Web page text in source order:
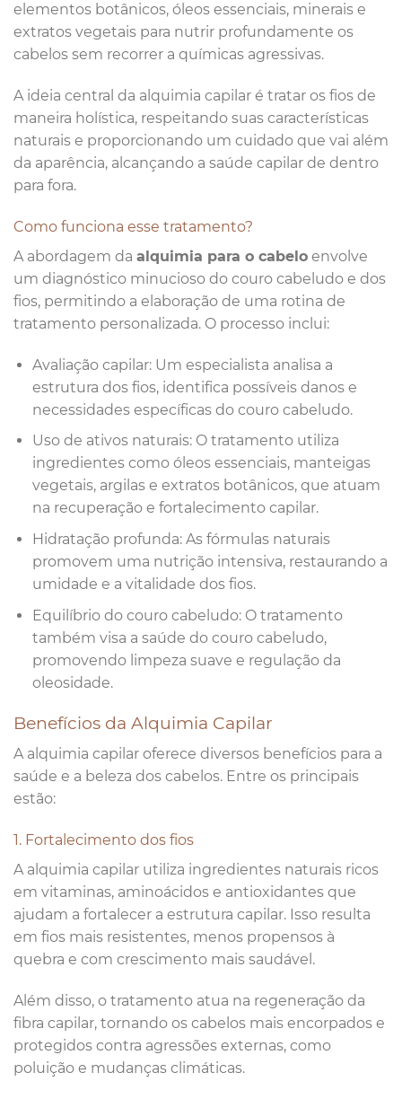
elementos botânicos, óleos essenciais, minerais e
extratos vegetais para nutrir profundamente os
cabelos sem recorrer a químicas agressivas.
A ideia central da alquimia capilar é tratar os fios de
maneira holística, respeitando suas características
naturais e proporcionando um cuidado que vai além
da aparência, alcançando a saúde capilar de dentro
para fora.
Como funciona esse tratamento?
A abordagem da alquimia para o cabelo envolve
um diagnóstico minucioso do couro cabeludo e dos
fios, permitindo a elaboração de uma rotina de
tratamento personalizada. O processo inclui:
Avaliação capilar: Um especialista analisa a
estrutura dos fios, identifica possíveis danos e
necessidades específicas do couro cabeludo.
Uso de ativos naturais: O tratamento utiliza
ingredientes como óleos essenciais, manteigas
vegetais, argilas e extratos botânicos, que atuam
na recuperação e fortalecimento capilar.
Hidratação profunda: As fórmulas naturais
promovem uma nutrição intensiva, restaurando a
umidade e a vitalidade dos fios.
Equilíbrio do couro cabeludo: O tratamento
também visa a saúde do couro cabeludo,
promovendo limpeza suave e regulação da
oleosidade.
Benefícios da Alquimia Capilar
A alquimia capilar oferece diversos benefícios para a
saúde e a beleza dos cabelos. Entre os principais
estão:
1. Fortalecimento dos fios
A alquimia capilar utiliza ingredientes naturais ricos
em vitaminas, aminoácidos e antioxidantes que
ajudam a fortalecer a estrutura capilar. Isso resulta
em fios mais resistentes, menos propensos à
quebra e com crescimento mais saudável.
Além disso, o tratamento atua na regeneração da
fibra capilar, tornando os cabelos mais encorpados e
protegidos contra agressões externas, como
poluição e mudanças climáticas.